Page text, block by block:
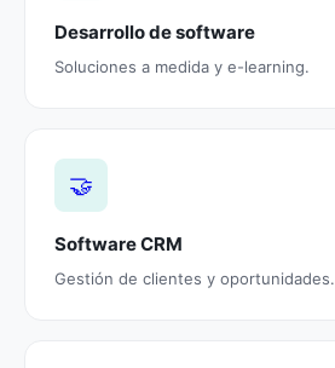
Desarrollo de software
Soluciones a medida y e-learning.
🤝
Software CRM
Gestión de clientes y oportunidades.